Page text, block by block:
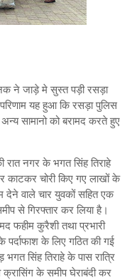
ने जाड़े मे सुस्त पड़ी रसड़ा
यह हुआ कि रसड़ा पुलिस
सामानो को बरामद करते हुए
रात नगर के भगत सिंह तिराहे
काटकर चोरी किए गए लाखों के
देने वाले चार युवकों सहित एक
से गिरफ्तार कर लिया है।
फहीम कुरैशी तथा प्रभारी
पर्दाफाश के लिए गठित की गई
भगत सिंह तिराहे के पास रात्रि
के समीप घेराबंदी कर